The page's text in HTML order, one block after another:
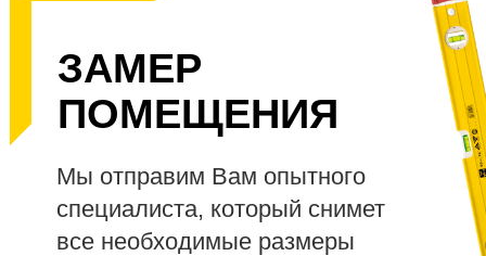
ЗАМЕР
ПОМЕЩЕНИЯ
Мы отправим Вам опытного
специалиста, который снимет
все необходимые размеры